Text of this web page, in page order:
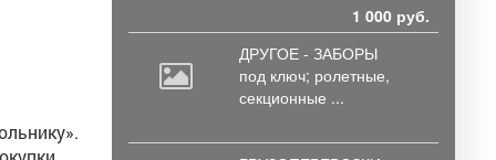
1 000 руб.
ДРУГОЕ - ЗАБОРЫ
под ключ; ролетные,
секционные ...